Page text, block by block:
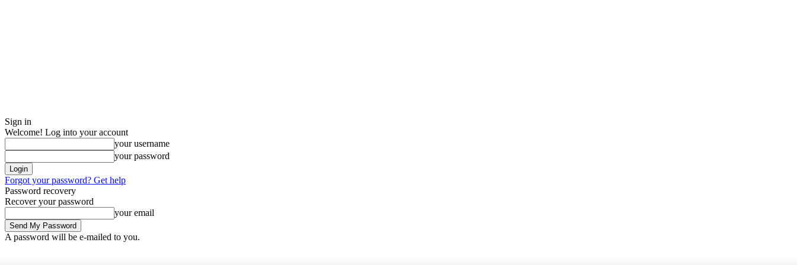
Sign in
Welcome! Log into your account
your username
your password
Forgot your password? Get help
Password recovery
Recover your password
your email
A password will be e-mailed to you.